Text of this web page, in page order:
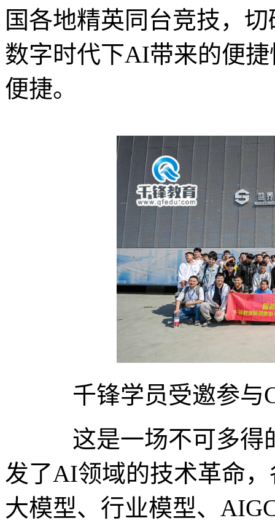
国各地精英同台竞技，
数字时代下AI带来的便
便捷。
千锋学员受邀参与
这是一场不可多得的
发了AI领域的技术革命
大模型、行业模型、